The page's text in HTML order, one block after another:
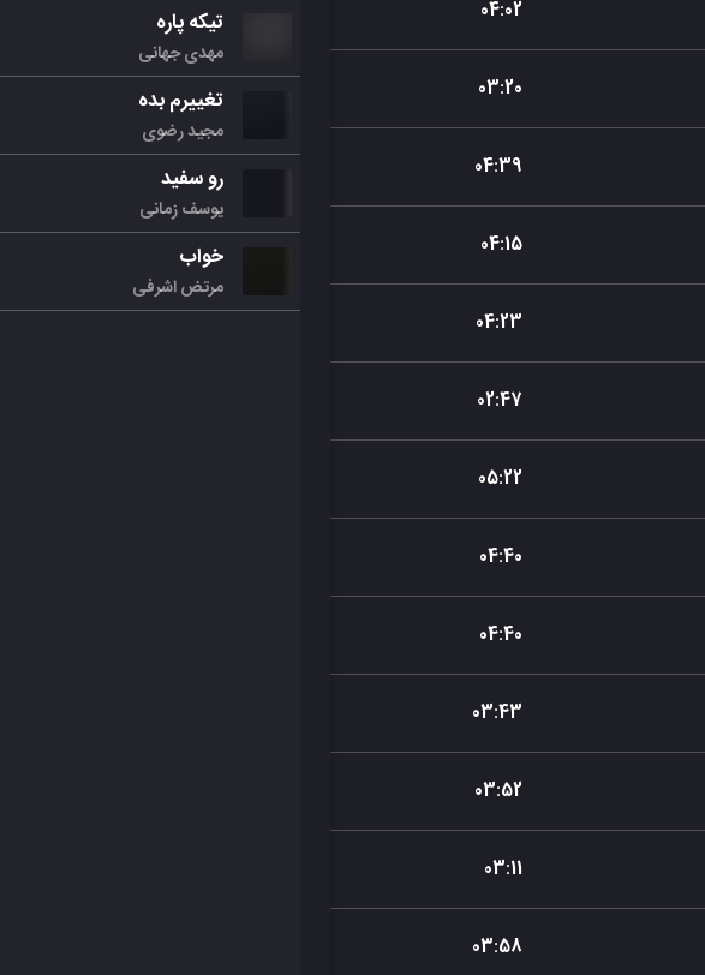
04:02
03:20
04:39
04:15
04:23
02:47
05:22
04:40
04:40
03:43
03:52
03:11
03:58
تیکه پاره
مهدی جهانی
تغییرم بده
مجید رضوی
رو سفید
یوسف زمانی
خواب
مرتض اشرفی